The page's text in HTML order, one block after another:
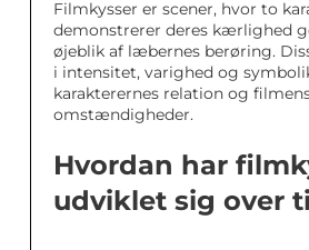
Filmkysser er scener, hvor to
demonstrerer deres kærlighed
øjeblik af læbernes berøring.
i intensitet, varighed og
karakterernes relation og
omstændigheder.
Hvordan har
udviklet sig over